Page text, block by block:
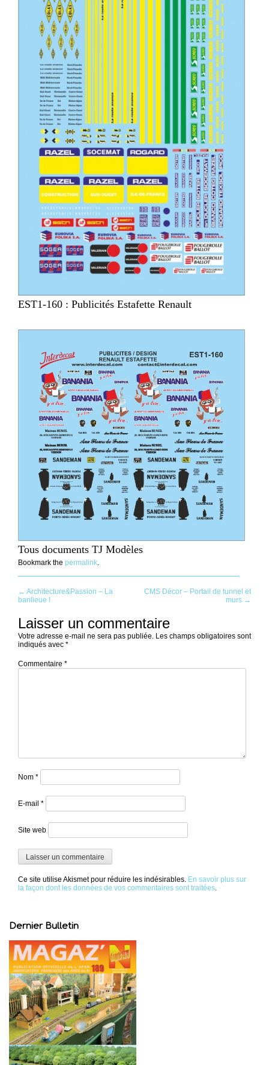
EST1-160 : Publicités Estafette Renault
Tous documents TJ Modèles
Bookmark the permalink
Post
navigation
← Architecture&Passion – La
banlieue !
CMS Décor – Portail de tunnel et
murs →
Laisser un commentaire
Votre adresse e-mail ne sera pas publiée. Les champs obligatoires sont
indiqués avec *
Commentaire *
Nom *
E-mail *
Site web
Ce site utilise Akismet pour réduire les indésirables. En savoir plus sur
la façon dont les données de vos commentaires sont traitées
Dernier Bulletin